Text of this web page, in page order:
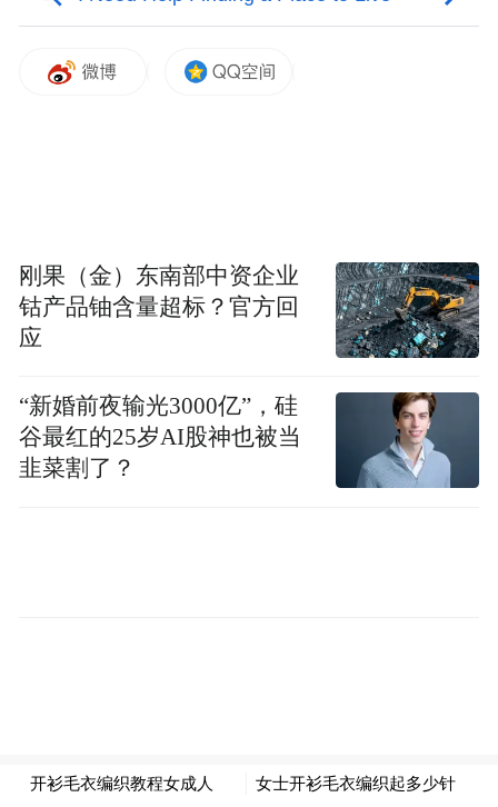
刚果（金）东南部中资企业
钴产品铀含量超标？官方回
应
“新婚前夜输光3000亿”，硅
谷最红的25岁AI股神也被当
韭菜割了？